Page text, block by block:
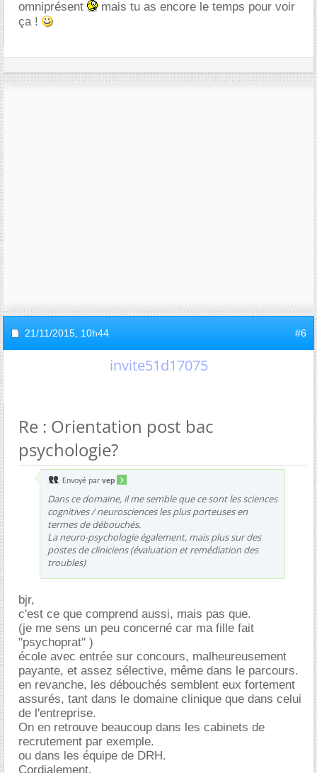
omniprésent
mais tu as encore le temps pour voir
ça !
21/11/2015, 10h44 #6
invite51d17075
Re : Orientation post bac
psychologie?
Envoyé par vep
Dans ce domaine, il me semble que ce sont les sciences
cognitives / neurosciences les plus porteuses en
termes de débouchés.
La neuro-psychologie également, mais plus sur des
postes de cliniciens (évaluation et remédiation des
troubles)
bjr,
c'est ce que comprend aussi, mais pas que.
(je me sens un peu concerné car ma fille fait
"psychoprat" )
école avec entrée sur concours, malheureusement
payante, et assez sélective, même dans le parcours.
en revanche, les débouchés semblent eux fortement
assurés, tant dans le domaine clinique que dans celui
de l'entreprise.
On en retrouve beaucoup dans les cabinets de
recrutement par exemple.
ou dans les équipe de DRH.
Cordialement.